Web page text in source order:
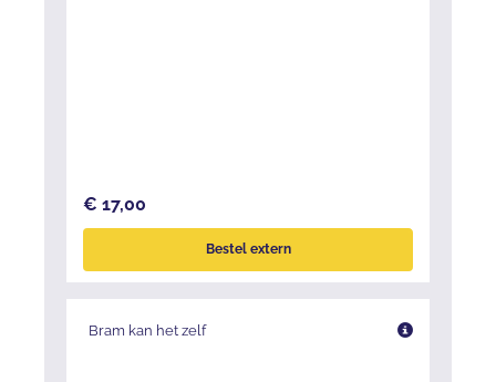
€ 17,00
Bestel extern
Bram kan het zelf